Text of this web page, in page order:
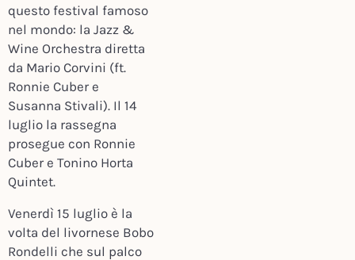
questo festival famoso
nel mondo: la Jazz &
Wine Orchestra diretta
da Mario Corvini (ft.
Ronnie Cuber e
Susanna Stivali). Il 14
luglio la rassegna
prosegue con Ronnie
Cuber e Tonino Horta
Quintet.
Venerdì 15 luglio è la
volta del livornese Bobo
Rondelli che sul palco